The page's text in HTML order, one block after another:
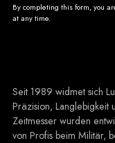
By completing this form, you
at any time.
Seit 1989 widmet sich
Präzision, Langlebigkeit
Zeitmesser wurden
von Profis beim Militär,